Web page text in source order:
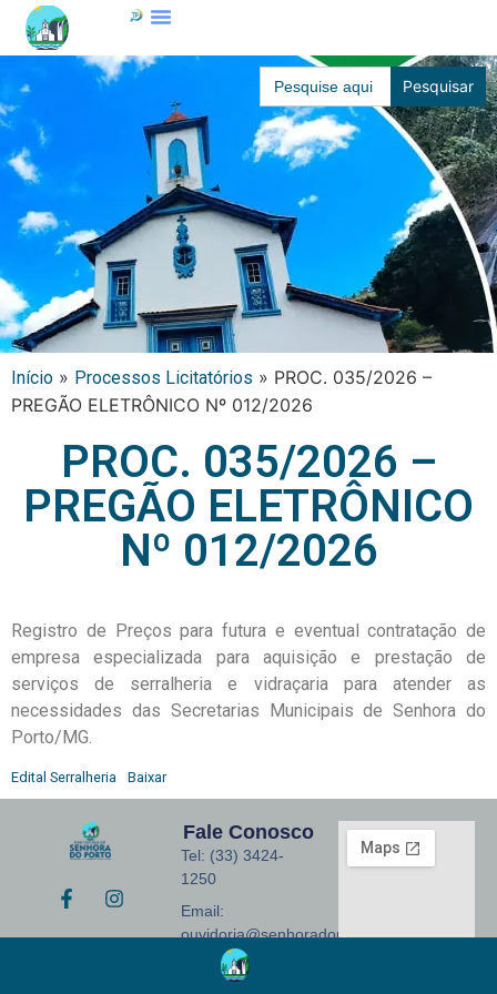
Search
for:
Início » Processos Licitatórios » PROC. 035/2026 –
PREGÃO ELETRÔNICO Nº 012/2026
PROC. 035/2026 –
PREGÃO ELETRÔNICO
Nº 012/2026
Registro de Preços para futura e eventual contratação de
empresa especializada para aquisição e prestação de
serviços de serralheria e vidraçaria para atender as
necessidades das Secretarias Municipais de Senhora do
Porto/MG.
Edital Serralheria Baixar
Fale Conosco
Tel: (33) 3424-
1250
Email:
ouvidoria@senhoradoporto.mg.gov.br
Endereço: Praça